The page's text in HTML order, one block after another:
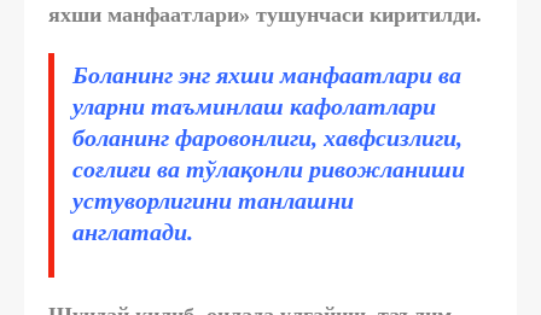
яхши манфаатлари» тушунчаси киритилди.
Боланинг энг яхши манфаатлари ва
уларни таъминлаш кафолатлари
боланинг фаровонлиги, хавфсизлиги,
соғлиғи ва тўлақонли ривожланиши
устуворлигини танлашни
англатади.